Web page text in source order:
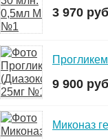
3 970
9 900
Миконаз